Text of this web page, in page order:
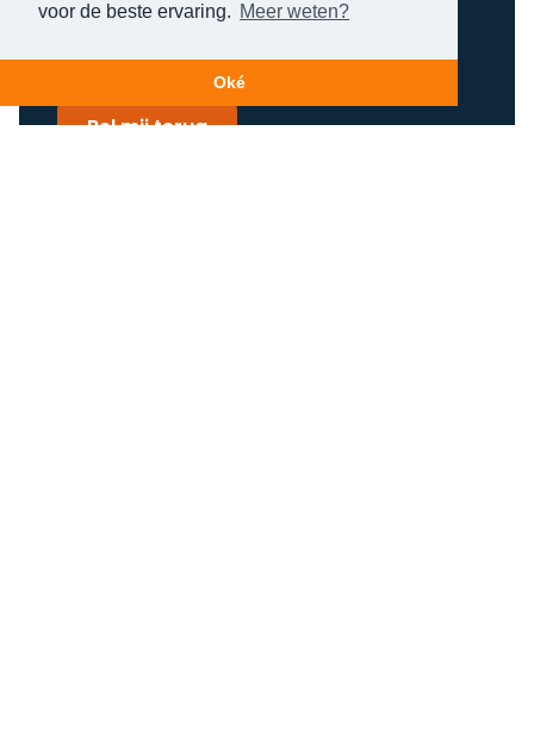
voor de beste ervaring. Meer weten?
Oké
Bel mij terug